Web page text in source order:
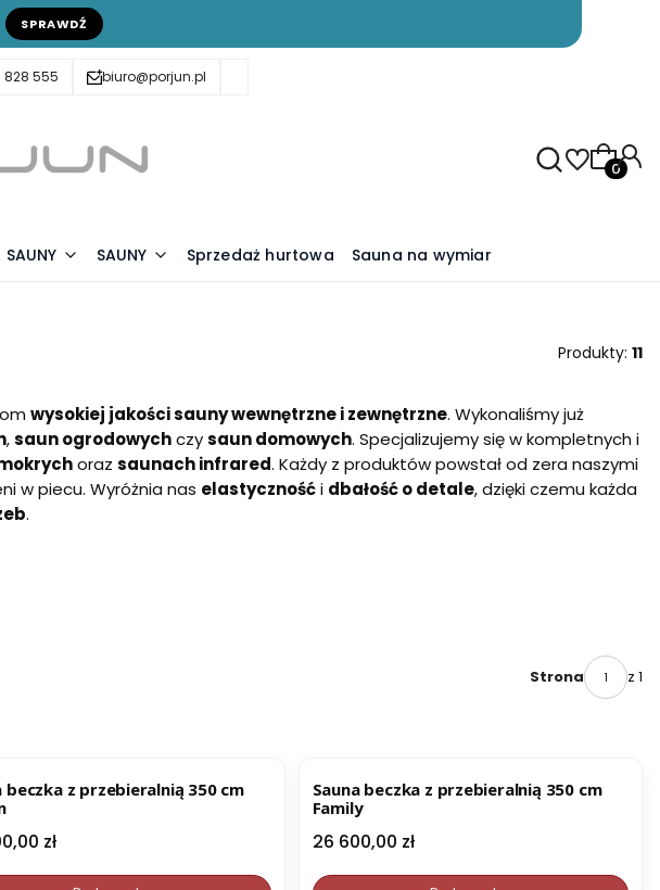
SPRAWDŹ
828 555 biuro@porjun.pl
SAUNY Sprzedaż hurtowa Sauna na wymiar
Produkty: 11
wysokiej jakości sauny wewnętrzne i zewnętrzne. Wykonaliśmy już
,saun ogrodowychczysaun domowych. Specjalizujemy się w kompletnych i
oraz saunach infrared. Każdy z produktów powstał od zera naszymi
w piecu. Wyróżnia nas elastycznośći dbałość o detale, dzięki czemu każda
.
Strona z 1
beczka z przebieralnią 350 cm
zł
Sauna beczka z przebieralnią 350 cm
Family
Cena
26 600,00 zł